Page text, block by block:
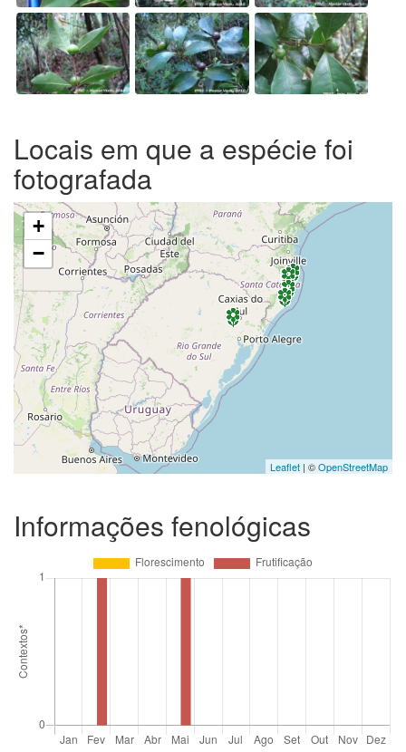
Locais em que a espécie foi
fotografada
+
−
Leaflet | ©OpenStreetMap
Informações fenológicas